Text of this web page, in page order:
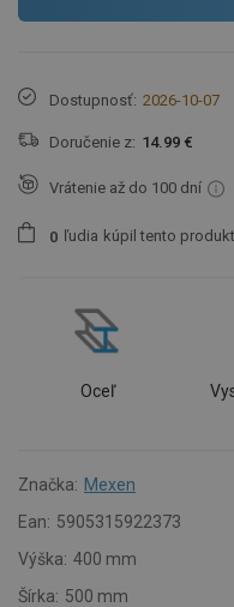
Dostupnosť: 2026-10-07
Doručenie z: 14.99 €
Vrátenie až do 100 dní
0 ľudia kúpil tento
Oceľ
Značka: Mexen
Ean: 5905315922373
Výška: 400 mm
Šírka: 500 mm